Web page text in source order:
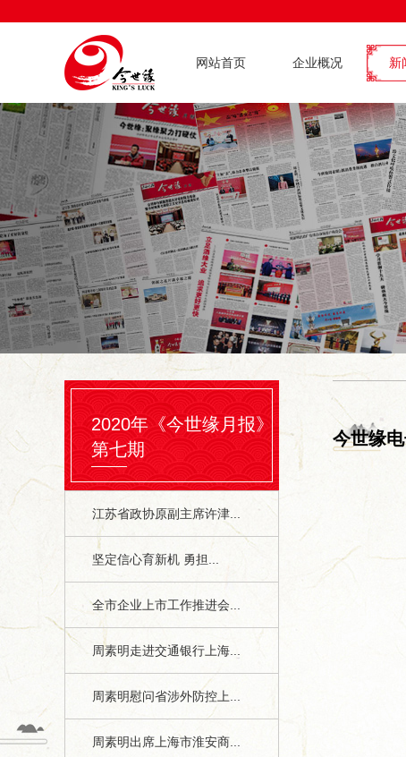
网站首页 企业概况 新
2020年《今世缘月报》
第七期
江苏省政协原副主席许津...
坚定信心育新机 勇担...
全市企业上市工作推进会...
周素明走进交通银行上海...
周素明慰问省涉外防控上...
周素明出席上海市淮安商...
今世缘